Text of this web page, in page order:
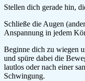
Stellen dich gerade hin,
Schließe die Augen
Anspannung in jedem
Beginne dich zu wiegen
und spüre dabei die
lautlos oder nach einer
Schwingung.